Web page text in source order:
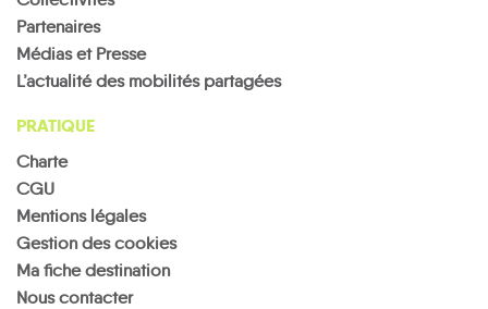
Partenaires
Médias et Presse
L’actualité des mobilités partagées
PRATIQUE
Charte
CGU
Mentions légales
Gestion des cookies
Ma fiche destination
Nous contacter